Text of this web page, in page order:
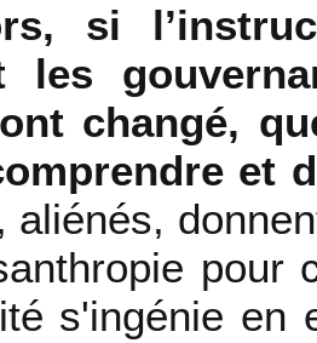
si
les
changé,
et
aliénés,
pour
s'ingénie